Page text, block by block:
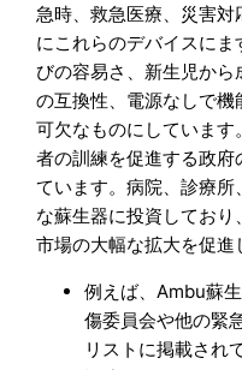
急時、救急医療、災害
にこれらのデバイスに
びの容易さ、新生児から
の互換性、電源なしで
可欠なものにしていま
者の訓練を促進する政
ています。病院、診療
な蘇生器に投資してお
市場の大幅な拡大を促進
例えば、Ambu蘇
傷委員会や他の緊
リストに掲載され